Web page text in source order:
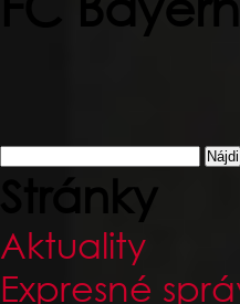
Stránky
Aktuality
Expresné